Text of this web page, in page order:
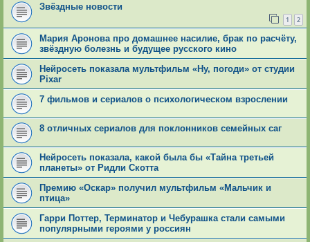
Звёздные новости
1 2
Мария Аронова про домашнее насилие, брак по расчёту,
звёздную болезнь и будущее русского кино
Нейросеть показала мультфильм «Ну, погоди» от студии
Pixar
7 фильмов и сериалов о психологическом взрослении
8 отличных сериалов для поклонников семейных саг
Нейросеть показала, какой была бы «Тайна третьей
планеты» от Ридли Скотта
Премию «Оскар» получил мультфильм «Мальчик и
птица»
Гарри Поттер, Терминатор и Чебурашка стали самыми
популярными героями у россиян